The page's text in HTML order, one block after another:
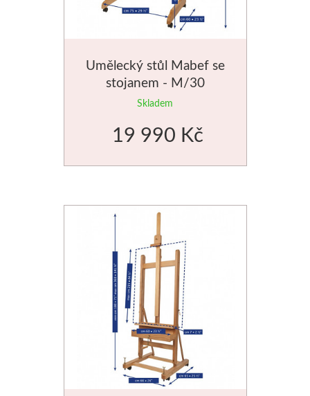
Umělecký stůl Mabef se
stojanem - M/30
Skladem
19 990 Kč